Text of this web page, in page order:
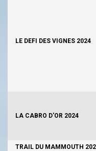
LE DEFI DES VIGNES 2024
LA CABRO D'OR 2024
TRAIL DU MAMMOUTH